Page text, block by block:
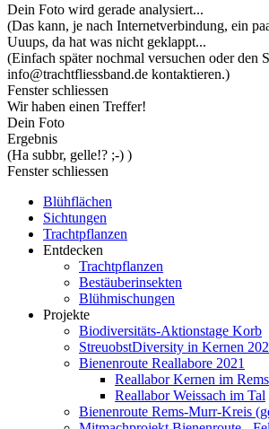
Dein Foto wird gerade analysiert...
(Das kann, je nach Internetverbindung, ein
Uuups, da hat was nicht geklappt...
(Einfach später nochmal versuchen oder den
info@trachtfliessband.de kontaktieren.)
Fenster schliessen
Wir haben einen Treffer!
Dein Foto
Ergebnis
(Ha subbr, gelle!? ;-) )
Fenster schliessen
Blühflächen
Sichtungen
Trachtpflanzen
Entdecken
Trachtpflanzen
Bestäuberinsekten
Blühmischungen
Projekte
Biodiversitäts-Aktionstage Korb
StreuobstDiversity in Kernen
Bienenroute Reallabore 2021
Reallabor Kernen im
Reallabor Weissach im Tal
Bienenroute Rems-Murr-Kreis